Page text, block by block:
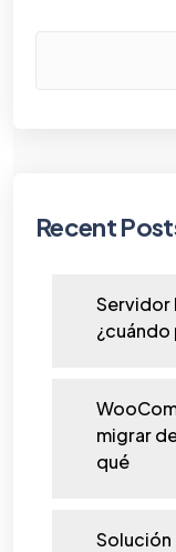
Recent
Servidor
¿cuándo
migrar
qué
Solución